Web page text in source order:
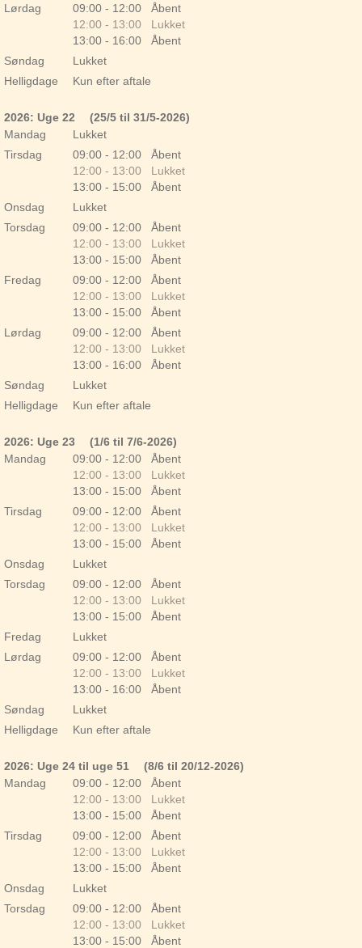
Lørdag
09:00 - 12:00 Åbent
12:00 - 13:00 Lukket
13:00 - 16:00 Åbent
Søndag
Lukket
Helligdage
Kun efter aftale
2026: Uge 22
(25/5 til 31/5-2026)
Mandag
Lukket
Tirsdag
09:00 - 12:00 Åbent
12:00 - 13:00 Lukket
13:00 - 15:00 Åbent
Onsdag
Lukket
Torsdag
09:00 - 12:00 Åbent
12:00 - 13:00 Lukket
13:00 - 15:00 Åbent
Fredag
09:00 - 12:00 Åbent
12:00 - 13:00 Lukket
13:00 - 15:00 Åbent
Lørdag
09:00 - 12:00 Åbent
12:00 - 13:00 Lukket
13:00 - 16:00 Åbent
Søndag
Lukket
Helligdage
Kun efter aftale
2026: Uge 23
(1/6 til 7/6-2026)
Mandag
09:00 - 12:00 Åbent
12:00 - 13:00 Lukket
13:00 - 15:00 Åbent
Tirsdag
09:00 - 12:00 Åbent
12:00 - 13:00 Lukket
13:00 - 15:00 Åbent
Onsdag
Lukket
Torsdag
09:00 - 12:00 Åbent
12:00 - 13:00 Lukket
13:00 - 15:00 Åbent
Fredag
Lukket
Lørdag
09:00 - 12:00 Åbent
12:00 - 13:00 Lukket
13:00 - 16:00 Åbent
Søndag
Lukket
Helligdage
Kun efter aftale
2026: Uge 24 til uge 51
(8/6 til 20/12-2026)
Mandag
09:00 - 12:00 Åbent
12:00 - 13:00 Lukket
13:00 - 15:00 Åbent
Tirsdag
09:00 - 12:00 Åbent
12:00 - 13:00 Lukket
13:00 - 15:00 Åbent
Onsdag
Lukket
Torsdag
09:00 - 12:00 Åbent
12:00 - 13:00 Lukket
13:00 - 15:00 Åbent